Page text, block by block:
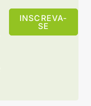
INSCREVA-
SE